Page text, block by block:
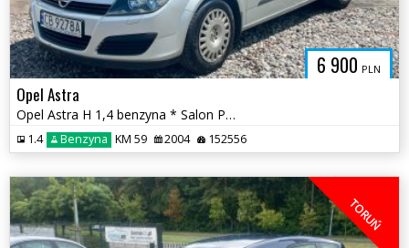
6 900 PLN
Opel Astra
Opel Astra H 1,4 benzyna * Salon Polska 1 właściciel od nowości *
1.4 Benzyna KM 59 2004 152556
TORUŃ